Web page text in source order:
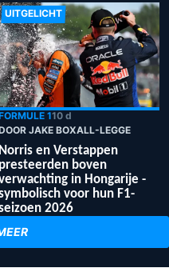
UITGELICHT
110 d
JAKE BOXALL-LEGGE
Norris en Verstappen
presteerden boven
in Hongarije -
voor hun F1-
2026